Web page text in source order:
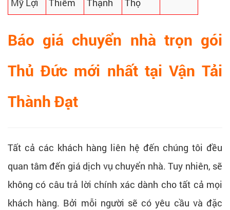
Mỹ Lợi
Thiêm
Thạnh
Thọ
Báo giá chuyển nhà trọn gói
Thủ Đức mới nhất tại Vận Tải
Thành Đạt
Tất cả các khách hàng liên hệ đến chúng tôi đều
quan tâm đến giá dịch vụ chuyển nhà. Tuy nhiên, sẽ
không có câu trả lời chính xác dành cho tất cả mọi
khách hàng. Bởi mỗi người sẽ có yêu cầu và đặc